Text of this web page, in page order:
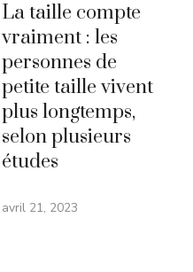
La taille compte
vraiment : les
personnes de
petite taille vivent
plus longtemps,
selon plusieurs
études
avril 21, 2023